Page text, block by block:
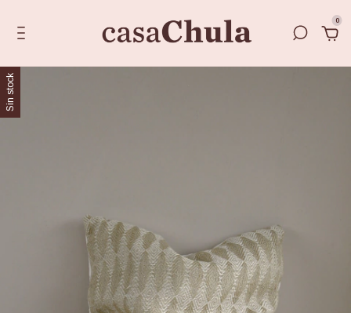
0
Sin stock